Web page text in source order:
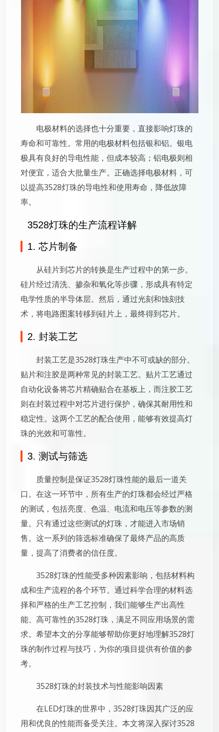
电极材料的选择也十分重要，直接影响灯珠的
寿命和可靠性。常用的电极材料包括银和铝。银电
极具有良好的导电性能，但成本较高；铝电极则相
对便宜，适合大批量生产。正确选择电极材料，可
以提高3528灯珠的导电性和使用寿命，降低故障
率。
3528灯珠的生产流程详解
1. 芯片制备
从硅片到芯片的转换是生产过程中的第一步。
硅片经过清洗、掺杂和氧化等步骤，形成具有特定
电学性质的半导体层。然后，通过光刻和蚀刻技
术，将电路图案转移到硅片上，最终得到芯片。
2. 封装工艺
封装工艺是3528灯珠生产中不可或缺的部分。
贴片和注胶是两种常见的封装工艺。贴片工艺通过
自动化设备将芯片精确贴合在基板上，而注胶工艺
则在封装过程中对芯片进行保护，确保其耐用性和
稳定性。这两个工艺的配合使用，能够有效提高灯
珠的光效和可靠性。
3. 测试与筛选
质量控制是保证3528灯珠性能的最后一道关
口。在这一环节中，所有生产的灯珠都会经过严格
的测试，包括亮度、色温、电流和电压等参数的测
量。只有通过这些测试的灯珠，才能进入市场销
售。这一系列的筛选标准确保了最终产品的高质
量，提高了消费者的信任度。
3528灯珠的性能受多种因素影响，包括材料构
成和生产流程的各个环节。通过科学合理的材料选
择和严格的生产工艺控制，我们能够生产出高性
能、高可靠性的3528灯珠，满足不同应用场景的需
求。希望本文的分享能够帮助你更好地理解3528灯
珠的制作过程与技巧，为你的项目提供有价值的参
考。
3528灯珠的封装技术与性能影响因素
在LED灯珠的世界中，3528灯珠因其广泛的应
用和优良的性能而备受关注。本文将深入探讨3528